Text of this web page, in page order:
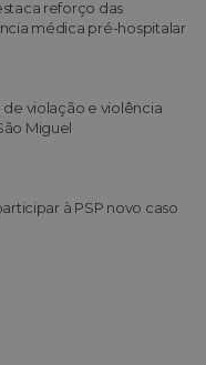
reforço das
médica pré-hospitalar
de violação e violência
Miguel
à PSP novo caso